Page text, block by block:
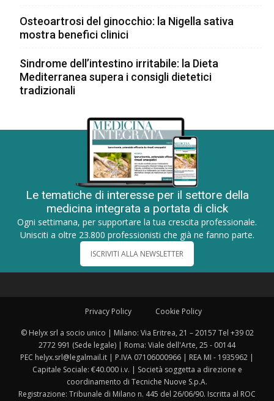
Osteoartrosi del ginocchio: la Nigella sativa
mostra benefici clinici
Sindrome dell’intestino irritabile: la Dieta
Mediterranea supera i consigli dietetici
tradizionali
Le tematiche di interesse per il settore della
medicina integrata a portata di click
Ogni settimana, per supportare la tua crescita professionale.
Unisciti a oltre 23.800 professionisti che già ne fanno parte.
ISCRIVITI ALLA NEWSLETTER
Privacy Policy Cookie Policy
© Helyx srl a socio unico | Milano: Via Eritrea, 21 – 20157 Tel +39 02
2772 991 (Sede legale) | Roma: Viale dell'Arte, 25 - 00144
PEC helyx.srl@legalmail.it | P.IVA 07106000966 | REA MI - 1935962 |
Capitale Sociale: €40.000 i.v. | Società soggetta a direzione e
coordinamento di Tecniche Nuove S.p.A.
Registrazione: Tribunale di Milano n. 445 del 26/06/90. Iscritta al ROC